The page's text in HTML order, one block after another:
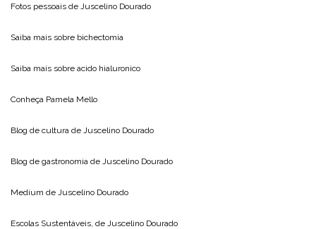
Fotos pessoais de Juscelino Dourado
Saiba mais sobre bichectomia
Saiba mais sobre acido hialuronico
Conheça Pamela Mello
Blog de cultura de Juscelino Dourado
Blog de gastronomia de Juscelino Dourado
Medium de Juscelino Dourado
Escolas Sustentáveis, de Juscelino Dourado